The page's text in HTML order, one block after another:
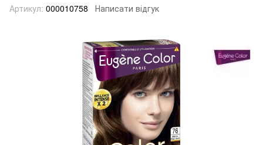
Артикул: 000010758 Написати відгук